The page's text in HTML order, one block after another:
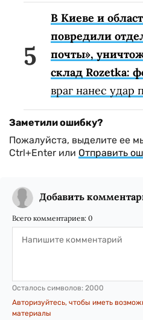
В Киеве и
повредили
почты»,
склад Rozetka:
враг нанес удар
Заметили ошибку?
Пожалуйста, выделите ее
Ctrl+Enter или Отправить
Добавить
Всего комментариев: 0
Осталось символов: 2000
Авторизуйтесь, чтобы иметь
материалы